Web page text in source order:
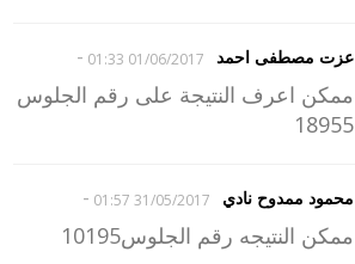
عزت مصطفى احمد 01/06/2017 01:33
-
ممكن اعرف النتيجة على رقم الجلوس
18955
محمود ممدوح نادي 31/05/2017 01:57
-
ممكن النتيجه رقم الجلوس10195